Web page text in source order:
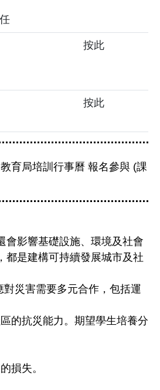
按此
按此
育局培訓行事曆 報名參與 (課
會影響基礎設施、環境及社會
都是建構可持續發展城市及社
災害需要多元合作，包括運
的抗災能力。期望學生培養分
損失。